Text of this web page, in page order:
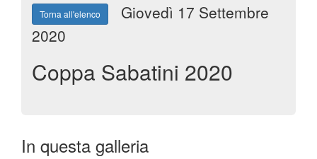
Torna all'elenco
Giovedì 17 Settembre
2020
Coppa Sabatini 2020
In questa galleria